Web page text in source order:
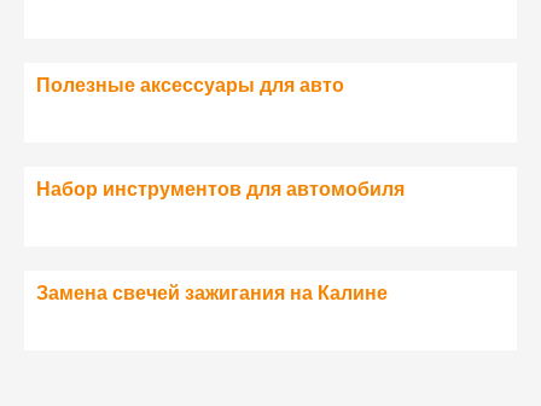
Полезные аксессуары для авто
Набор инструментов для автомобиля
Замена свечей зажигания на Калине